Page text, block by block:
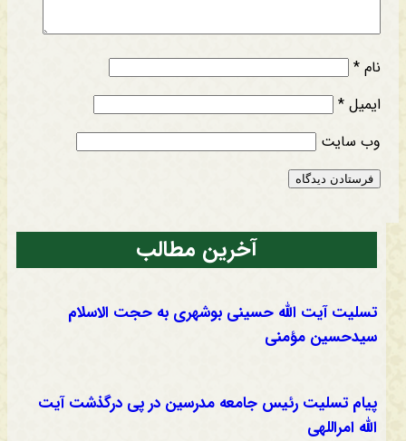
نام *
ایمیل *
وب‌ سایت
آخرین مطالب
تسلیت آیت الله حسینی بوشهری به حجت الاسلام
سیدحسین مؤمنی
پیام تسلیت رئیس جامعه مدرسین در پی درگذشت آیت
الله امراللهی